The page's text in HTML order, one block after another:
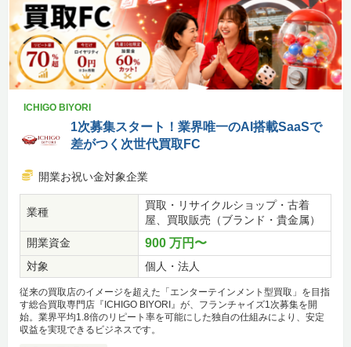
ICHIGO BIYORI
1次募集スタート！業界唯一のAI搭載SaaSで
差がつく次世代買取FC
開業お祝い金対象企業
業種
買取・リサイクルショップ・古着
屋、買取販売（ブランド・貴金属）
開業資金
900 万円〜
対象 個人・法人
従来の買取店のイメージを超えた「エンターテインメント型買取」を目指
す総合買取専門店『ICHIGO BIYORI』が、フランチャイズ1次募集を開
始。業界平均1.8倍のリピート率を可能にした独自の仕組みにより、安定
収益を実現できるビジネスです。